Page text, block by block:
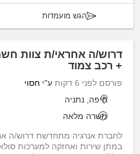
הגש מועמדות
דרוש/ה אחראי/ת צוות
+ רכב צמוד
פורסם לפני 6 דקות ע"י חסוי
חיפה, נתניה
משרה מלאה
לחברת אנרגיה מתחדשת דרוש/ה
במתן שירות ואחזקה למערכות